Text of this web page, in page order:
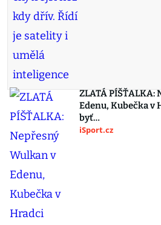
ZLATÁ PÍŠŤALKA:
Edenu, Kubečka v
byť…
iSport.cz